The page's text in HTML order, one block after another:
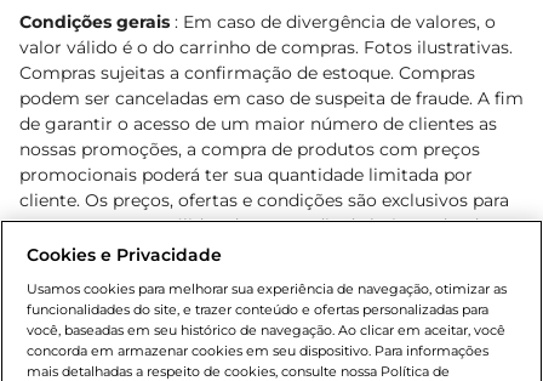
Condições gerais : Em caso de divergência de valores, o
valor válido é o do carrinho de compras. Fotos ilustrativas.
Compras sujeitas a confirmação de estoque. Compras
podem ser canceladas em caso de suspeita de fraude. A fim
de garantir o acesso de um maior número de clientes as
nossas promoções, a compra de produtos com preços
promocionais poderá ter sua quantidade limitada por
cliente. Os preços, ofertas e condições são exclusivos para
o e-commerce e válidos durante o dia de hoje, podendo
sofrer alterações sem prévia notificação. Proibida a venda
Lei n.º 8069/90, art. 81, inciso II (Estatuto da Criança e do
Adolescente). Preços e condições exclusivos para o
www.bretas.com.br, podendo sofrer alterações sem aviso
Cookies e Privacidade
Usamos cookies para melhorar sua experiência de navegação, otimizar as
funcionalidades do site, e trazer conteúdo e ofertas personalizadas para
você, baseadas em seu histórico de navegação. Ao clicar em aceitar, você
concorda em armazenar cookies em seu dispositivo. Para informações
mais detalhadas a respeito de cookies, consulte nossa Política de